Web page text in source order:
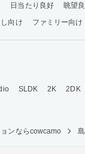
日当たり良好 眺望
向け ファミリー向け
SLDK 2K 2DK
ンならcowcamo